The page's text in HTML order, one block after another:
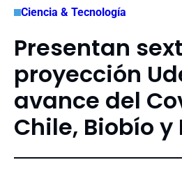
Ciencia & Tecnología
Presentan
proyección
avance del
Chile, Biobío y